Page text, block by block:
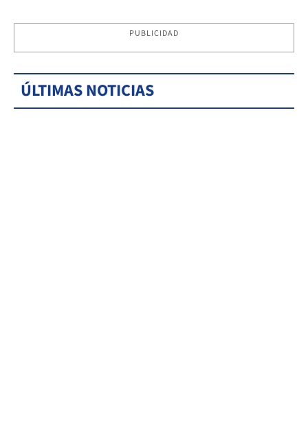
PUBLICIDAD
ÚLTIMAS NOTICIAS